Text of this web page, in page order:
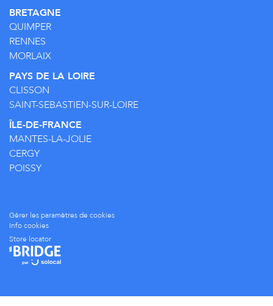
BRETAGNE
QUIMPER
RENNES
MORLAIX
PAYS DE LA LOIRE
CLISSON
SAINT-SEBASTIEN-SUR-LOIRE
ÎLE-DE-FRANCE
MANTES-LA-JOLIE
CERGY
POISSY
Gérer les paramètres de cookies
Info cookies
Store locator